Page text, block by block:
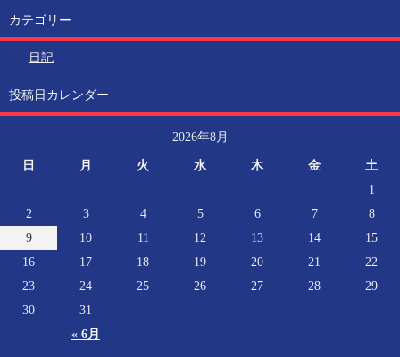
カテゴリー
日記
投稿日カレンダー
2026年8月
日 月 火 水 木 金 土
« 6月
1
2
3 4 5 6 7
8
9
10 11 12 13 14
15
16
17 18 19 20 21
22
23
24 25 26 27 28
29
30
31